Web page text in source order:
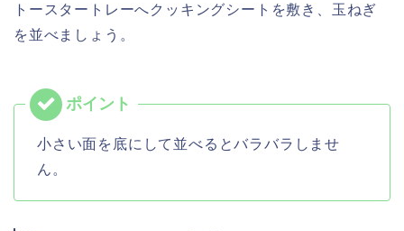
トースタートレーへクッキングシートを敷き、玉ねぎ
を並べましょう。
小さい面を底にして並べるとバラバラしませ
ん。